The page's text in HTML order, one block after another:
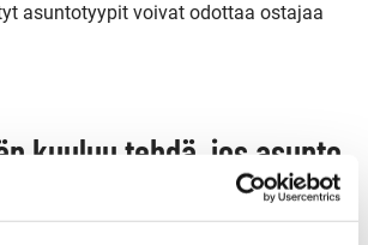
asuntotyypit voivat odottaa ostajaa
kuuluu tehdä, jos asunto